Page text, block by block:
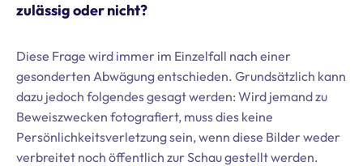
zulässig oder nicht?
Diese Frage wird immer im Einzelfall nach einer
gesonderten Abwägung entschieden. Grundsätzlich kann
dazu jedoch folgendes gesagt werden: Wird jemand zu
Beweiszwecken fotografiert, muss dies keine
Persönlichkeitsverletzung sein, wenn diese Bilder weder
verbreitet noch öffentlich zur Schau gestellt werden.